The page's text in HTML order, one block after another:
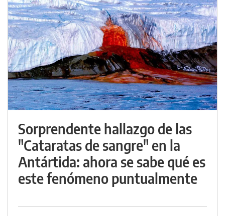
Sorprendente hallazgo de las
"Cataratas de sangre" en la
Antártida: ahora se sabe qué es
este fenómeno puntualmente